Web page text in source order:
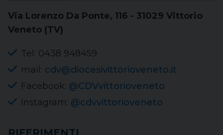
Via Lorenzo Da Ponte, 116 - 31029 Vittorio
Veneto (TV)
Tel: 0438 948459
mail: cdv@diocesivittorioveneto.it
Facebook: @CDVvittorioveneto
Instagram: @cdvvittorioveneto
RIFERIMENTI